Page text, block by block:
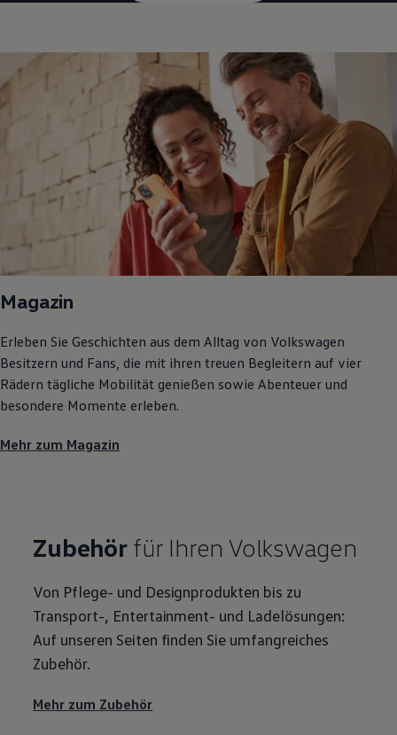
Magazin
Erleben Sie Geschichten aus dem Alltag von Volkswagen
Besitzern und Fans, die mit ihren treuen Begleitern auf vier
Rädern tägliche Mobilität genießen sowie Abenteuer und
besondere Momente erleben.
Mehr zum Magazin
Zubehörfür Ihren Volkswagen
Von Pflege- und Designprodukten bis zu
Transport-, Entertainment- und Ladelösungen:
Auf unseren Seiten finden Sie umfangreiches
Zubehör.
Mehr zum Zubehör